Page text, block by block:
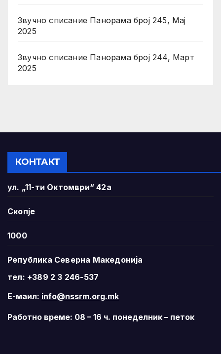
Звучно списание Панорама број 245, Мај
2025
Звучно списание Панорама број 244, Март
2025
КОНТАКТ
ул. „11-ти Октомври“ 42а
Скопје
1000
Република Северна Македонија
тел: +389 2 3 246-537
Е-маил: info@nssrm.org.mk
Работно време: 08 – 16 ч. понеделник – петок